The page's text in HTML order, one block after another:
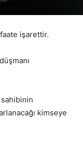
işarettir.
düşmanı
kimseye